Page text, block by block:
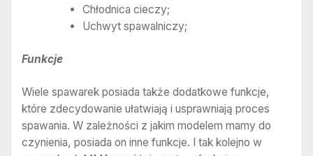
Chłodnica cieczy;
Uchwyt spawalniczy;
Funkcje
Wiele spawarek posiada także dodatkowe funkcje,
które zdecydowanie ułatwiają i usprawniają proces
spawania. W zależności z jakim modelem mamy do
czynienia, posiada on inne funkcje. I tak kolejno w